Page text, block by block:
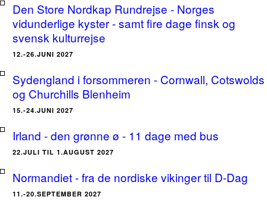
Den Store Nordkap Rundrejse - Norges
vidunderlige kyster - samt fire dage finsk og
svensk kulturrejse
12.-26.JUNI 2027
Sydengland i forsommeren - Cornwall, Cotswolds
og Churchills Blenheim
15.-24.JUNI 2027
Irland - den grønne ø - 11 dage med bus
22.JULI TIL 1.AUGUST 2027
Normandiet - fra de nordiske vikinger til D-Dag
11.-20.SEPTEMBER 2027